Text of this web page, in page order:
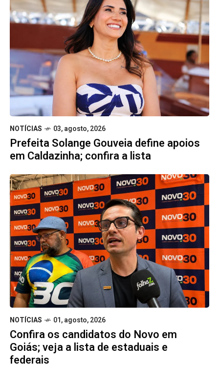
NOTÍCIAS 03, agosto, 2026
Prefeita Solange Gouveia define apoios
em Caldazinha; confira a lista
NOTÍCIAS 01, agosto, 2026
Confira os candidatos do Novo em
Goiás; veja a lista de estaduais e
federais